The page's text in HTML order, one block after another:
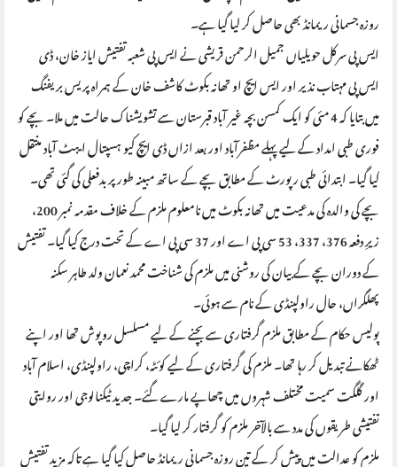
روزہ جسمانی ریمانڈ بھی حاصل کر لیا گیا ہے۔
ایس پی سرکل حویلیاں جمیل الرحمن قریشی نے ایس پی شعبہ تفتیش ایاز خان، ڈی
ایس پی مہتاب نذیر اور ایس ایچ او تھانہ بکوٹ کاشف خان کے ہمراہ پریس بریفنگ
میں بتایا کہ 4 مئی کو ایک کمسن بچہ غیر آباد قبرستان سے تشویشناک حالت میں ملا۔ بچے کو
فوری طبی امداد کے لیے پہلے مظفرآباد اور بعد ازاں ڈی ایچ کیو ہسپتال ایبٹ آباد منتقل
کیا گیا۔ ابتدائی طبی رپورٹ کے مطابق بچے کے ساتھ مبینہ طور پر بدفعلی کی گئی تھی۔
بچے کی والدہ کی مدعیت میں تھانہ بکوٹ میں نامعلوم ملزم کے خلاف مقدمہ نمبر 200،
زیرِ دفعہ 376، 337، 53 سی پی اے اور 37 سی پی اے کے تحت درج کیا گیا۔ تفتیش
کے دوران بچے کے بیان کی روشنی میں ملزم کی شناخت محمد نعمان ولد طاہر سکنہ
پھلگراں، حال راولپنڈی کے نام سے ہوئی۔
پولیس حکام کے مطابق ملزم گرفتاری سے بچنے کے لیے مسلسل روپوش تھا اور اپنے
ٹھکانے تبدیل کر رہا تھا۔ ملزم کی گرفتاری کے لیے کوئٹہ، کراچی، راولپنڈی، اسلام آباد
اور گلگت سمیت مختلف شہروں میں چھاپے مارے گئے۔ جدید ٹیکنالوجی اور روایتی
تفتیشی طریقوں کی مدد سے بالآخر ملزم کو گرفتار کر لیا گیا۔
ملزم کو عدالت میں پیش کر کے تین روزہ جسمانی ریمانڈ حاصل کیا گیا ہے تاکہ مزید تفتیش